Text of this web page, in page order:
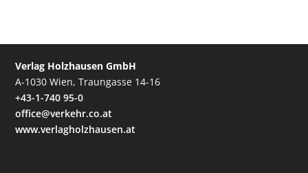
Verlag Holzhausen GmbH
A-1030 Wien, Traungasse 14-16
+43-1-740 95-0
office@verkehr.co.at
www.verlagholzhausen.at